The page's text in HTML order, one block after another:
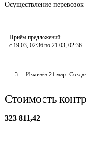
Осуществление перевозок
Приём предложений
с 19.03, 02:36 по 21.03, 02:36
3 Изменён 21 мар.
Стоимость
323 811,42